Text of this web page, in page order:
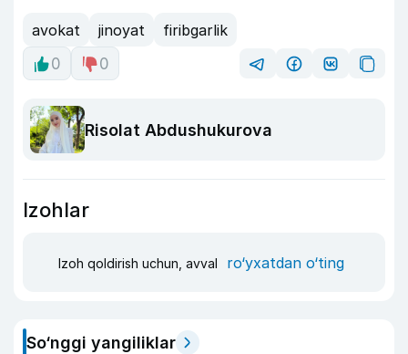
avokat jinoyat
firibgarlik
0
0
Risolat Abdushukurova
Izohlar
Izoh qoldirish uchun, avval ro‘yxatdan o‘ting
So‘nggi yangiliklar